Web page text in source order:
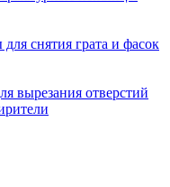
снятия грата и фасок
вырезания отверстий